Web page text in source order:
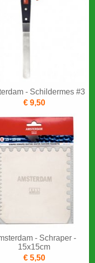
- Schildermes #3
€ 9,50
- Schraper -
15x15cm
€ 5,50